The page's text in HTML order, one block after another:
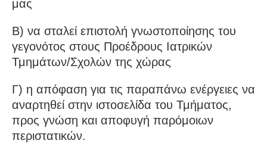
μας
Β) να σταλεί επιστολή γνωστοποίησης του
γεγονότος στους Προέδρους Ιατρικών
Τμημάτων/Σχολών της χώρας
Γ) η απόφαση για τις παραπάνω ενέργειες να
αναρτηθεί στην ιστοσελίδα του Τμήματος,
προς γνώση και αποφυγή παρόμοιων
περιστατικών.